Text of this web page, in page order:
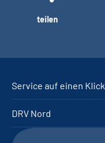
teilen
Service auf einen Klick
DRV Nord